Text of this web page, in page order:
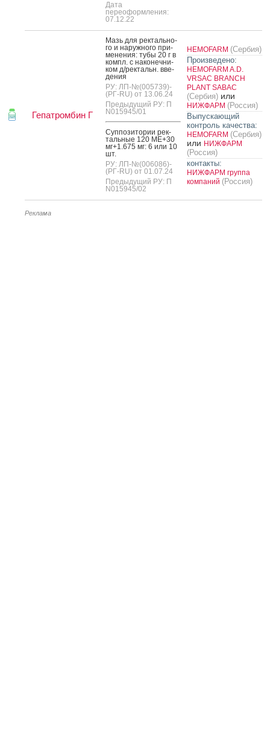
Дата
переоформления:
07.12.22
Гепатромбин Г
Мазь для рек­таль­но­
го и на­руж­но­го при­
мене­ния: ту­бы 20 г в
компл. с на­конеч­ни­
ком д/рек­тальн. вве­
дения
РУ: ЛП-№(005739)-
(РГ-RU) от 13.06.24
Предыдущий РУ: П
N015945/01
Суп­по­зито­рии рек­
таль­ные 120 МЕ+30
мг+1.675 мг: 6 или 10
шт.
РУ: ЛП-№(006086)-
(РГ-RU) от 01.07.24
Предыдущий РУ: П
N015945/02
HEMOFARM (Сербия)
Произведено:
HEMOFARM A.D.
VRSAC BRANCH
PLANT SABAC
(Сербия) или
НИЖФАРМ (Россия)
Выпускающий
контроль качества:
HEMOFARM (Сербия)
или НИЖФАРМ
(Россия)
контакты:
НИЖФАРМ группа
компаний (Россия)
Реклама